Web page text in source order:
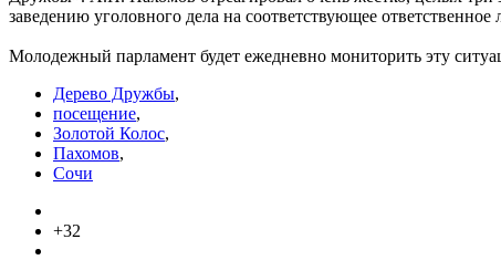
заведению уголовного дела на соответствующее
Молодежный парламент будет ежедневно мониторить эту
Дерево Дружбы,
посещение,
Золотой Колос,
Пахомов,
Сочи
+32